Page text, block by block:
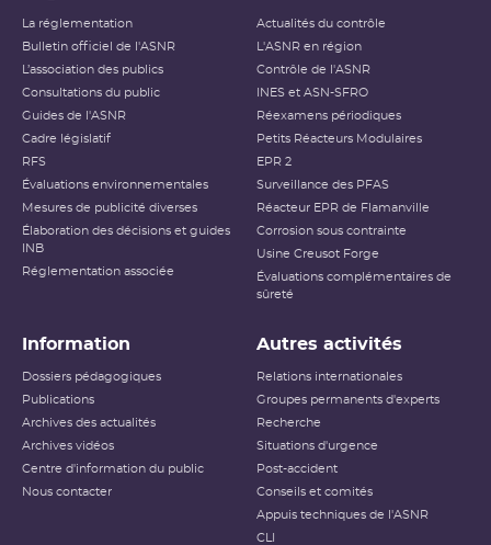
La réglementation
Bulletin officiel de l'ASNR
L’association des publics
Consultations du public
Guides de l'ASNR
Cadre législatif
RFS
Évaluations environnementales
Mesures de publicité diverses
Élaboration des décisions et guides
INB
Réglementation associée
Actualités du contrôle
L'ASNR en région
Contrôle de l'ASNR
INES et ASN-SFRO
Réexamens périodiques
Petits Réacteurs Modulaires
EPR 2
Surveillance des PFAS
Réacteur EPR de Flamanville
Corrosion sous contrainte
Usine Creusot Forge
Évaluations complémentaires de
sûreté
Information
Dossiers pédagogiques
Publications
Archives des actualités
Archives vidéos
Centre d'information du public
Nous contacter
Autres activités
Relations internationales
Groupes permanents d'experts
Recherche
Situations d'urgence
Post-accident
Conseils et comités
Appuis techniques de l'ASNR
CLI